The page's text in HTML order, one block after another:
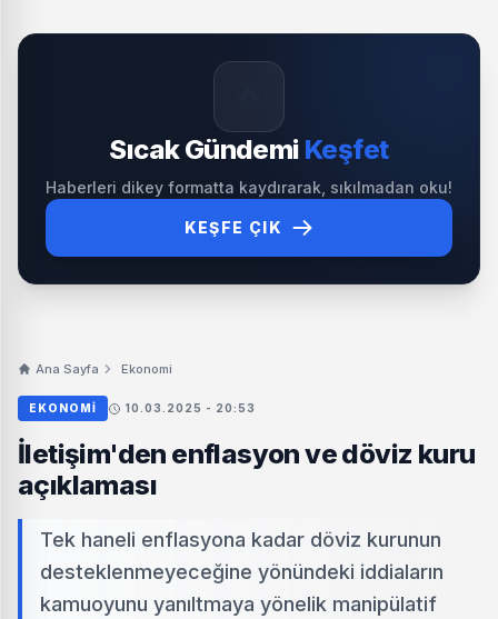
Sıcak Gündemi Keşfet
Haberleri dikey formatta kaydırarak, sıkılmadan oku!
KEŞFE ÇIK
Ana Sayfa Ekonomi
EKONOMI 10.03.2025 - 20:53
İletişim'den enflasyon ve döviz kuru
açıklaması
Tek haneli enflasyona kadar döviz kurunun
desteklenmeyeceğine yönündeki iddiaların
kamuoyunu yanıltmaya yönelik manipülatif